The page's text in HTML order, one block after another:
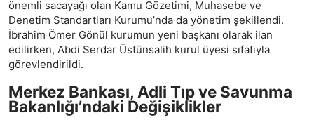
önemli sacayağı olan Kamu Gözetimi, Muhasebe ve
Denetim Standartları Kurumu’nda da yönetim şekillendi.
İbrahim Ömer Gönül kurumun yeni başkanı olarak ilan
edilirken, Abdi Serdar Üstünsalih kurul üyesi sıfatıyla
görevlendirildi.
Merkez Bankası, Adli Tıp ve Savunma
Bakanlığı’ndaki Değişiklikler